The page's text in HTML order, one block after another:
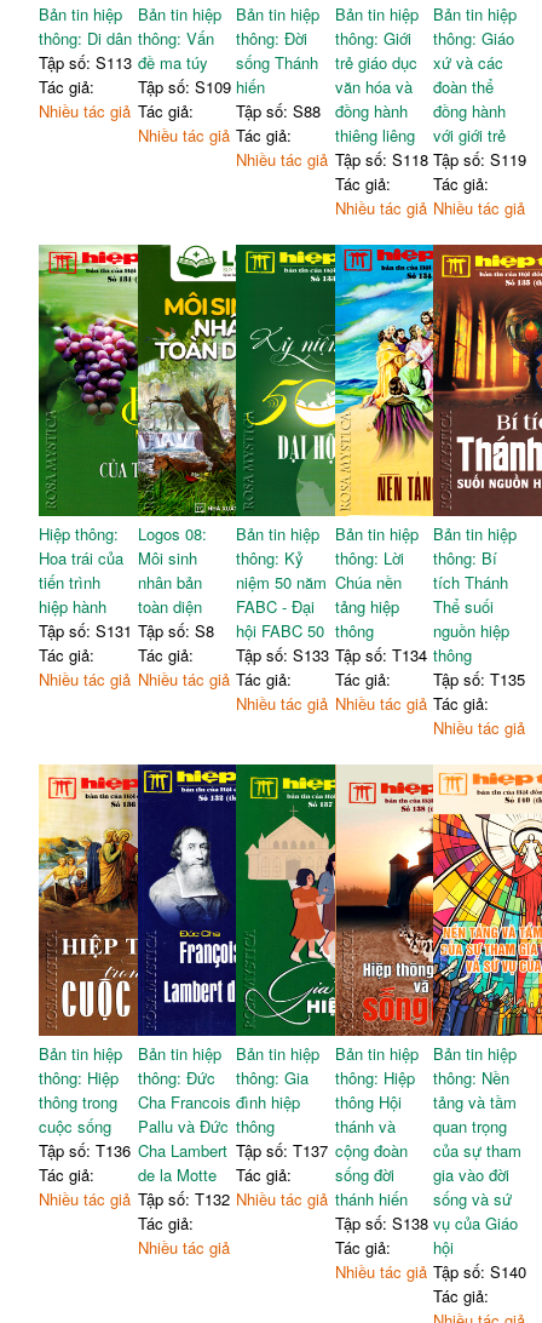
Bản tin hiệp
thông: Di dân
Tập số: S113
Tác giả:
Nhiều tác giả
Bản tin hiệp
thông: Vấn
đề ma túy
Tập số: S109
Tác giả:
Nhiều tác giả
Bản tin hiệp
thông: Đời
sống Thánh
hiến
Tập số: S88
Tác giả:
Nhiều tác giả
Bản tin hiệp
thông: Giới
trẻ giáo dục
văn hóa và
đồng hành
thiêng liêng
Tập số: S118
Tác giả:
Nhiều tác giả
Bản tin hiệp
thông: Giáo
xứ và các
đoàn thể
đồng hành
với giới trẻ
Tập số: S119
Tác giả:
Nhiều tác giả
Hiệp thông:
Hoa trái của
tiến trình
hiệp hành
Tập số: S131
Tác giả:
Nhiều tác giả
Logos 08:
Môi sinh
nhân bản
toàn diện
Tập số: S8
Tác giả:
Nhiều tác giả
Bản tin hiệp
thông: Kỷ
niệm 50 năm
FABC - Đại
hội FABC 50
Tập số: S133
Tác giả:
Nhiều tác giả
Bản tin hiệp
thông: Lời
Chúa nền
tảng hiệp
thông
Tập số: T134
Tác giả:
Nhiều tác giả
Bản tin hiệp
thông: Bí
tích Thánh
Thể suối
nguồn hiệp
thông
Tập số: T135
Tác giả:
Nhiều tác giả
Bản tin hiệp
thông: Hiệp
thông trong
cuộc sống
Tập số: T136
Tác giả:
Nhiều tác giả
Bản tin hiệp
thông: Đức
Cha Francois
Pallu và Đức
Cha Lambert
de la Motte
Tập số: T132
Tác giả:
Nhiều tác giả
Bản tin hiệp
thông: Gia
đình hiệp
thông
Tập số: T137
Tác giả:
Nhiều tác giả
Bản tin hiệp
thông: Hiệp
thông Hội
thánh và
cộng đoàn
sống đời
thánh hiến
Tập số: S138
Tác giả:
Nhiều tác giả
Bản tin hiệp
thông: Nền
tảng và tầm
quan trọng
của sự tham
gia vào đời
sống và sứ
vụ của Giáo
hội
Tập số: S140
Tác giả: